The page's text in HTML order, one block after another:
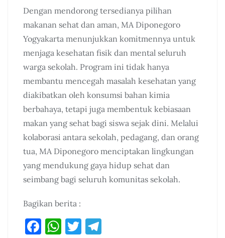
Dengan mendorong tersedianya pilihan
makanan sehat dan aman, MA Diponegoro
Yogyakarta menunjukkan komitmennya untuk
menjaga kesehatan fisik dan mental seluruh
warga sekolah. Program ini tidak hanya
membantu mencegah masalah kesehatan yang
diakibatkan oleh konsumsi bahan kimia
berbahaya, tetapi juga membentuk kebiasaan
makan yang sehat bagi siswa sejak dini. Melalui
kolaborasi antara sekolah, pedagang, dan orang
tua, MA Diponegoro menciptakan lingkungan
yang mendukung gaya hidup sehat dan
seimbang bagi seluruh komunitas sekolah.
Bagikan berita :
F W T